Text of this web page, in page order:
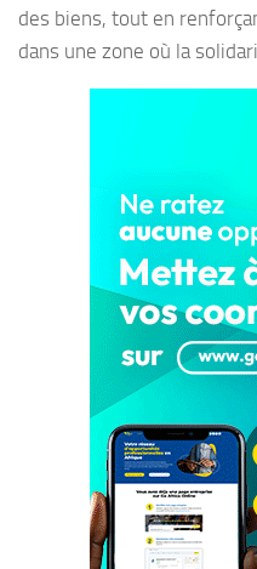
des biens, tout en
dans une zone où la